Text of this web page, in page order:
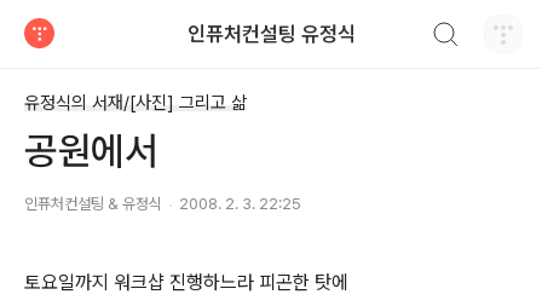
인퓨처컨설팅 유정식
유정식의 서재/[사진] 그리고 삶
공원에서
인퓨처컨설팅 & 유정식 2008. 2. 3. 22:25
토요일까지 워크샵 진행하느라 피곤한 탓에